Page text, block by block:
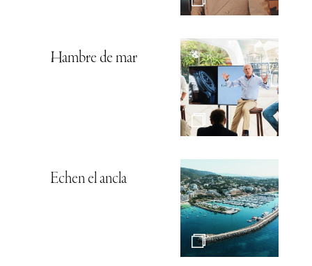
Hambre de mar
Echen el ancla